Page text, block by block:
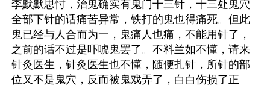
李默默思忖，治鬼确实有鬼门十三针，十三处鬼穴
全部下针的话痛苦异常，铁打的鬼也得痛死。但此
鬼已经与人合而为一，鬼痛人也痛，不能用针了，
之前的话不过是吓唬鬼罢了。不料兰如不懂，请来
针灸医生，针灸医生也不懂，随便扎针，所针的部
位又不是鬼穴，反而被鬼戏弄了，白白伤损了正